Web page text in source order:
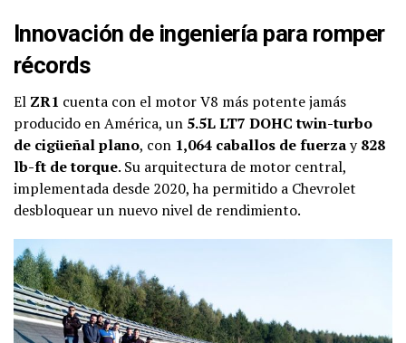
Innovación de ingeniería para romper
récords
El ZR1 cuenta con el motor V8 más potente jamás
producido en América, un 5.5L LT7 DOHC twin-turbo
de cigüeñal plano, con 1,064 caballos de fuerzay828
lb-ft de torque. Su arquitectura de motor central,
implementada desde 2020, ha permitido a Chevrolet
desbloquear un nuevo nivel de rendimiento.